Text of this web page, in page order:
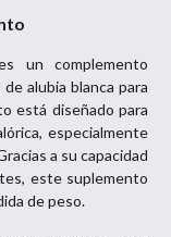
un complemento
alubia blanca para
está diseñado para
especialmente
a su capacidad
este suplemento
de peso.